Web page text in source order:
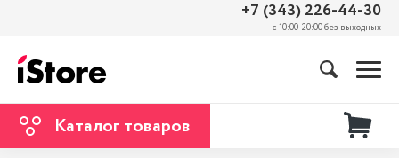
+7 (343) 226-44-30
с 10:00-20:00 без выходных
Каталог товаров